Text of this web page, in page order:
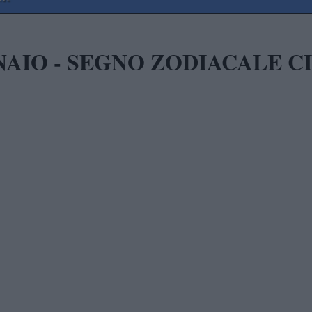
- SEGNO ZODIACALE